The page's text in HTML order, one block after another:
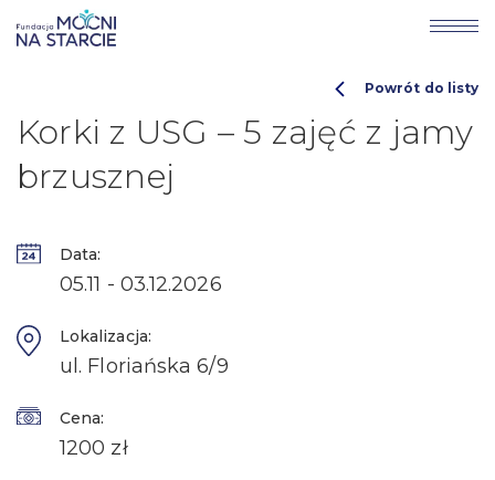
Korki z USG – 5 zajęć z jamy
brzusznej
Powrót do listy
Data:
05.11 - 03.12.2026
Lokalizacja:
ul. Floriańska 6/9
Cena:
1200 zł